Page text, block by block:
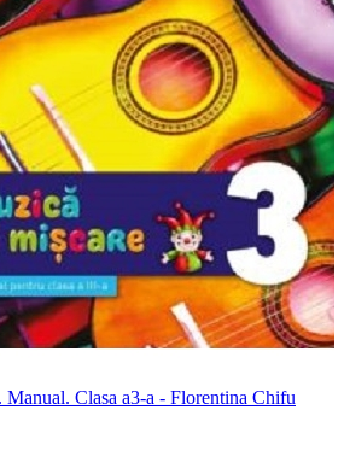
Manual. Clasa a3-a - Florentina Chifu